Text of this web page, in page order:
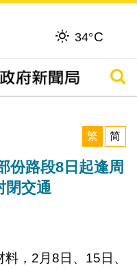
34°C
搜尋
繁
简
份路段8日起逢周
閉交通
，2月8日、15日、